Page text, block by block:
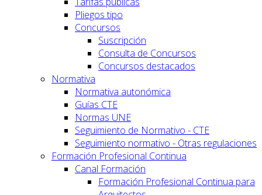
Pliegos tipo
Concursos
Suscripción
Consulta de Concursos
Concursos destacados
Normativa
Normativa autonómica
Guías CTE
Normas UNE
Seguimiento de Normativo - CTE
Seguimiento normativo - Otras regulaciones
Formación Profesional Continua
Canal Formación
Formación Profesional Continua para